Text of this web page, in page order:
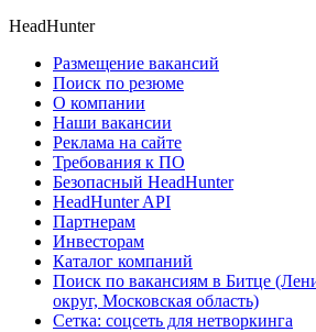
HeadHunter
Размещение вакансий
Поиск по резюме
О компании
Наши вакансии
Реклама на сайте
Требования к ПО
Безопасный HeadHunter
HeadHunter API
Партнерам
Инвесторам
Каталог компаний
Поиск по вакансиям в Битце
округ, Московская область)
Сетка: соцсеть для нетворкинга